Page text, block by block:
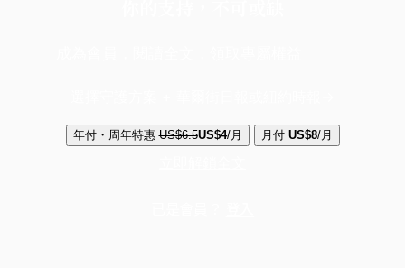
年付・周年特惠 US$6.5US$4/月 月付 US$8/月